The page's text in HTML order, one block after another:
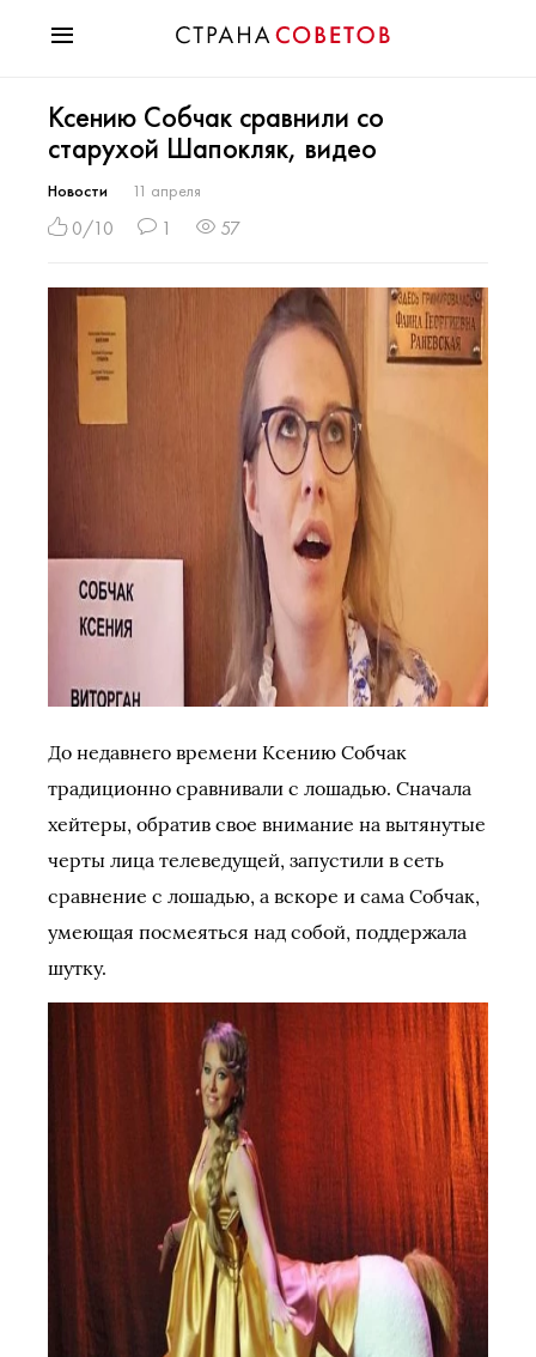
Мода
Звезды
Гороскопы
Здоровье
Хобби
Праздники
Ксению Собчак сравнили со
старухой Шапокляк, видео
Новости 11 апреля
0/10 1 57
До недавнего времени Ксению Собчак
традиционно сравнивали с лошадью. Сначала
хейтеры, обратив свое внимание на вытянутые
черты лица телеведущей, запустили в сеть
сравнение с лошадью, а вскоре и сама Собчак,
умеющая посмеяться над собой, поддержала
шутку.